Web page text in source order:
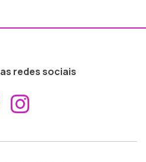
redes sociais
Aceder ao